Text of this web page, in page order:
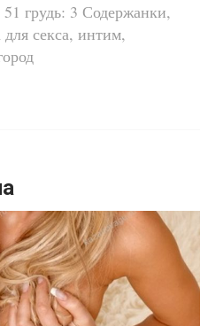
грудь: 3 Содержанки,
секса, интим,